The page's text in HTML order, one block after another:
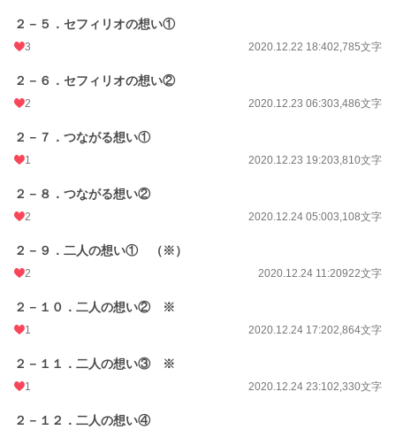
２－５．セフィリオの想い①
3 2020.12.22 18:402,785文字
２－６．セフィリオの想い②
2 2020.12.23 06:303,486文字
２－７．つながる想い①
1 2020.12.23 19:203,810文字
２－８．つながる想い②
2 2020.12.24 05:003,108文字
２－９．二人の想い① （※）
2 2020.12.24 11:20922文字
２－１０．二人の想い② ※
1 2020.12.24 17:202,864文字
２－１１．二人の想い③ ※
1 2020.12.24 23:102,330文字
２－１２．二人の想い④